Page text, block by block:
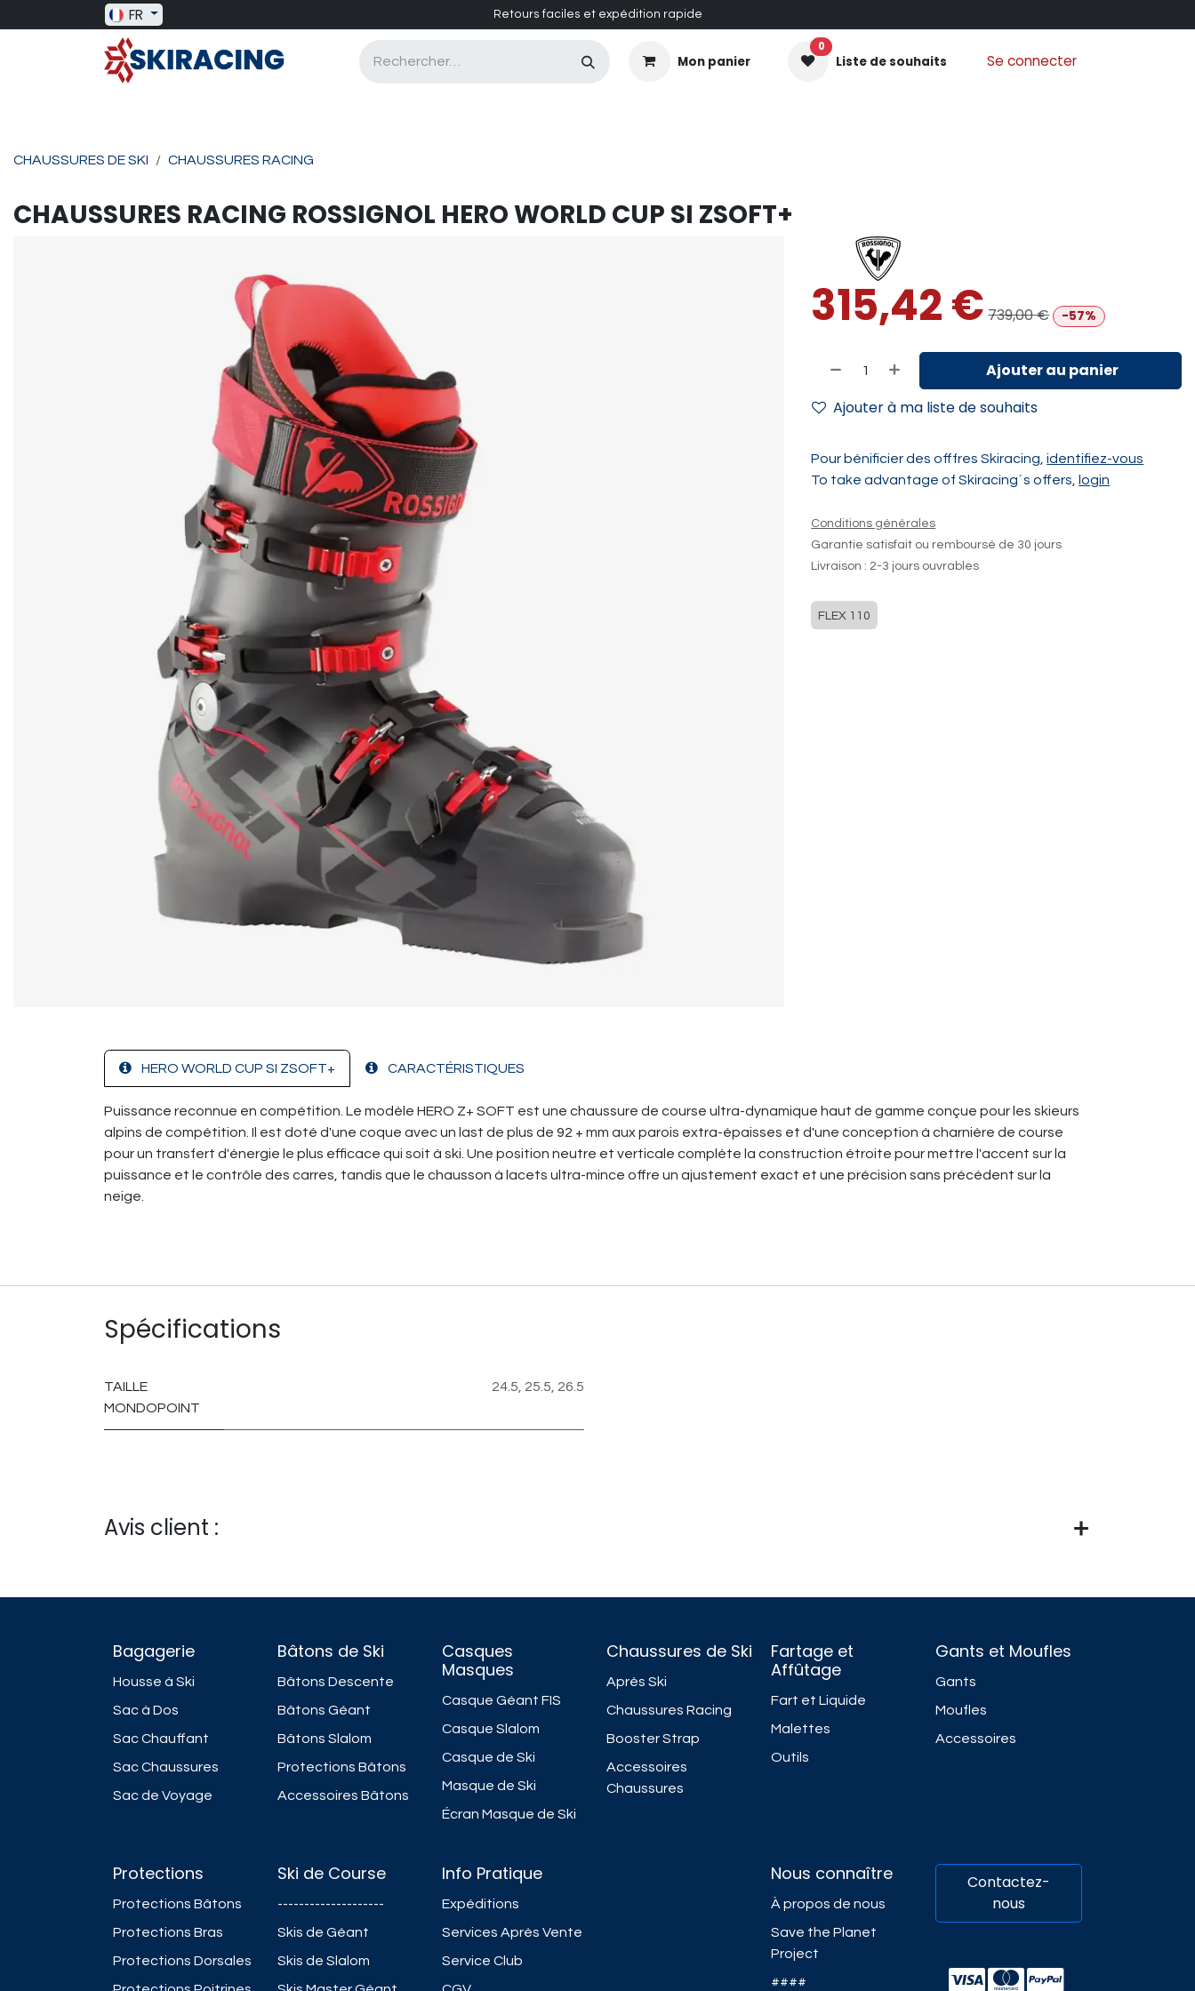
Se rendre au contenu
FR Retours faciles et expédition rapide
Mon panier
0
Liste de souhaits Se connecter
CHAUSSURES DE SKI CHAUSSURES RACING
CHAUSSURES RACING ROSSIGNOL HERO WORLD CUP SI ZSOFT+
315,42€ 739,00€ -57%
Ajouter au panier
Ajouter à ma liste de souhaits
Pour bénificier des offfres Skiracing,identifiez-vous
To take advantage of Skiracing´s offers, login
Conditions générales
Garantie satisfait ou remboursé de 30 jours
Livraison : 2-3 jours ouvrables
FLEX 110
HERO WORLD CUP SI ZSOFT+ CARACTÉRISTIQUES
Puissance reconnue en compétition. Le modèle HERO Z+ SOFT est une chaussure de course ultra-dynamique haut de gamme conçue pour les skieurs
alpins de compétition. Il est doté d'une coque avec un last de plus de 92 + mm aux parois extra-épaisses et d'une conception à charnière de course
pour un transfert d'énergie le plus efficace qui soit à ski. Une position neutre et verticale complète la construction étroite pour mettre l'accent sur la
puissance et le contrôle des carres, tandis que le chausson à lacets ultra-mince offre un ajustement exact et une précision sans précédent sur la
neige.
Spécifications
TAILLE
MONDOPOINT
24.5, 25.5, 26.5
Avis client :
Protections
Protections Bâtons
Protections Bras
Protections Dorsales
Ski de Course
--------------------
Skis de Géant
Skis de Slalom
Nous connaître
À propos de nous
Save the Planet
Project
####
Info Pratique
Expéditions
Services Après Vente
Service Club
Contactez-
nous
Bagagerie
Housse à Ski
Sac à Dos
Sac Chauffant
Sac Chaussures
Sac de Voyage
Bâtons de Ski
Bâtons Descente
Bâtons Géant
Bâtons Slalom
Protections Bâtons
Accessoires Bâtons
Casques
Masques
Casque Géant FIS
Casque Slalom
Casque de Ski
Masque de Ski
Écran Masque de Ski
Chaussures de Ski
Après Ski
Chaussures Racing
Booster Strap
Accessoires
Chaussures
Fartage et
Affûtage
Fart et Liquide
Malettes
Outils
Gants et Moufles
Gants
Moufles
Accessoires